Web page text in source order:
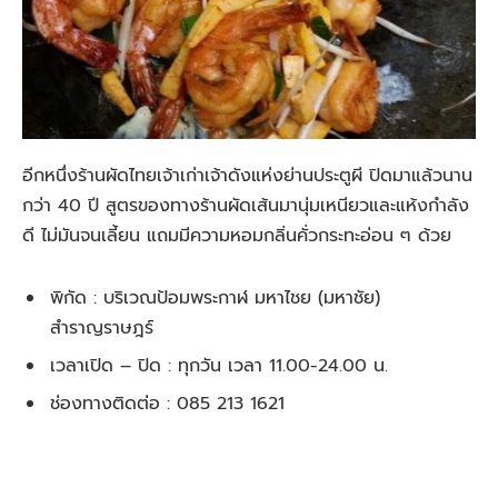
อีกหนึ่งร้านผัดไทยเจ้าเก่าเจ้าดังแห่งย่านประตูผี ปิดมาแล้วนาน
กว่า 40 ปี สูตรของทางร้านผัดเส้นมานุ่มเหนียวและแห้งกำลัง
ดี ไม่มันจนเลี้ยน แถมมีความหอมกลิ่นคั่วกระทะอ่อน ๆ ด้วย
พิกัด : บริเวณป้อมพระกาฬ มหาไชย (มหาชัย)
สำราญราษฎร์
เวลาเปิด – ปิด : ทุกวัน เวลา 11.00-24.00 น.
ช่องทางติดต่อ : 085 213 1621